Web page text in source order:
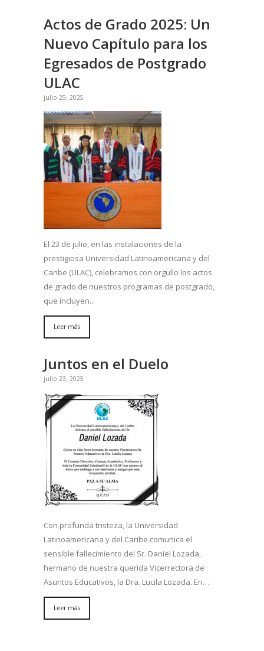
Actos de Grado 2025: Un
Nuevo Capítulo para los
Egresados de Postgrado
ULAC
julio 25, 2025
El 23 de julio, en las instalaciones de la
prestigiosa Universidad Latinoamericana y del
Caribe (ULAC), celebramos con orgullo los actos
de grado de nuestros programas de postgrado,
que incluyen...
Leer más
Juntos en el Duelo
julio 23, 2025
Con profunda tristeza, la Universidad
Latinoamericana y del Caribe comunica el
sensible fallecimiento del Sr. Daniel Lozada,
hermano de nuestra querida Vicerrectora de
Asuntos Educativos, la Dra. Lucila Lozada. En…
Leer más